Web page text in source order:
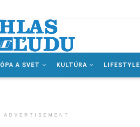
A SVET KULTÚRA LIFESTYLE
ADVERTISEMENT